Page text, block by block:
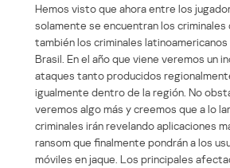
Hemos visto que ahora entre los
solamente se encuentran los criminales
también los criminales
Brasil. En el año que viene veremos un
ataques tanto producidos
igualmente dentro de la región. No
veremos algo más y creemos que a lo
criminales irán revelando aplicaciones
ransom que finalmente pondrán a los
móviles en jaque. Los principales